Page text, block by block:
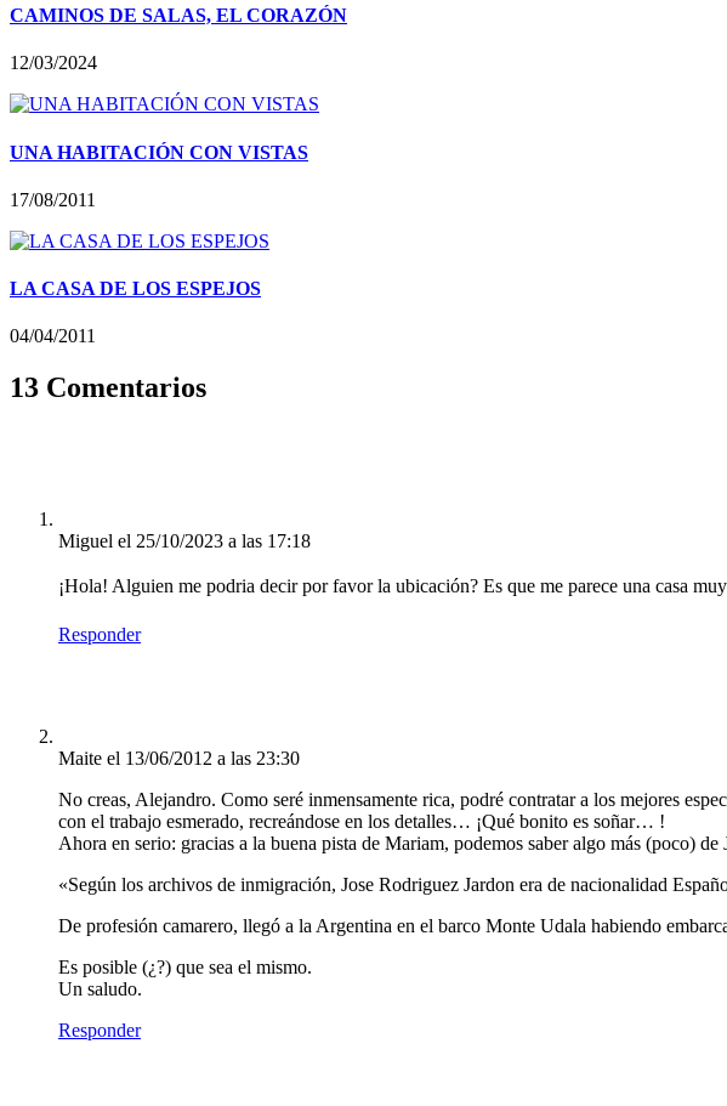
CAMINOS DE SALAS, EL CORAZÓN
12/03/2024
UNA HABITACIÓN CON VISTAS
17/08/2011
LA CASA DE LOS ESPEJOS
04/04/2011
13 Comentarios
Miguel el 25/10/2023 a las 17:18
¡Hola! Alguien me podria decir por favor la ubicación? Es que me parece una casa
Responder
Maite el 13/06/2012 a las 23:30
No creas, Alejandro. Como seré inmensamente rica, podré contratar a los mejores
con el trabajo esmerado, recreándose en los detalles… ¡Qué bonito es soñar… !
Ahora en serio: gracias a la buena pista de Mariam, podemos saber algo más (poco)
«Según los archivos de inmigración, Jose Rodriguez Jardon era de nacionalidad
De profesión camarero, llegó a la Argentina en el barco Monte Udala habiendo
Es posible (¿?) que sea el mismo.
Un saludo.
Responder